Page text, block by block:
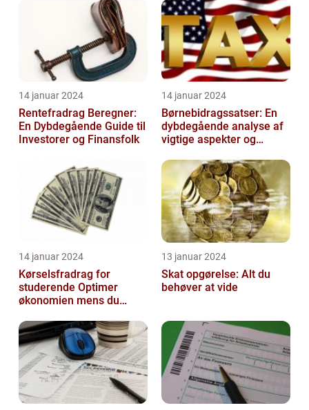
investorer og finansfolk
14 januar 2024
Rentefradrag Beregner:
En Dybdegående Guide til
Investorer og Finansfolk
14 januar 2024
Børnebidragssatser: En
dybdegående analyse af
vigtige aspekter og
14 januar 2024
Kørselsfradrag for
studerende Optimer
økonomien mens du
13 januar 2024
Skat opgørelse: Alt du
behøver at vide